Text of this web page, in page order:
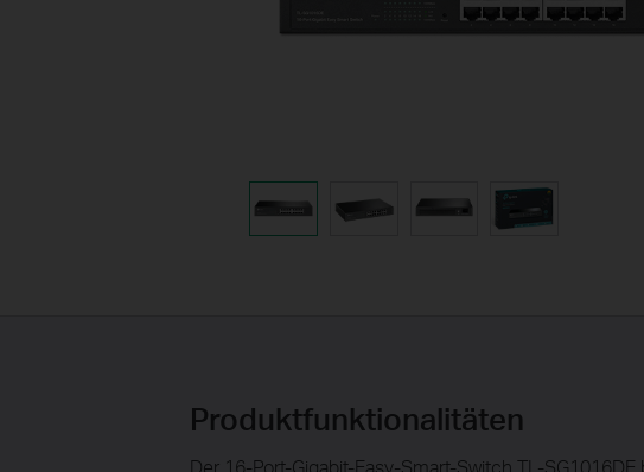
Produktfunktionalitäten
Der 16-Port-Gigabit-Easy-Smart-Switch TL-